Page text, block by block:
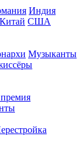
Индия
Китай США
Музыканты